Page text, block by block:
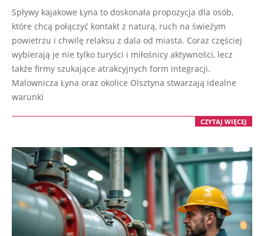
11-
Spływy kajakowe Łyna to doskonała propozycja dla osób,
które chcą połączyć kontakt z naturą, ruch na świeżym
powietrzu i chwilę relaksu z dala od miasta. Coraz częściej
wybierają je nie tylko turyści i miłośnicy aktywności, lecz
także firmy szukające atrakcyjnych form integracji.
Malownicza Łyna oraz okolice Olsztyna stwarzają idealne
warunki
CZYTAJ WIĘCEJ